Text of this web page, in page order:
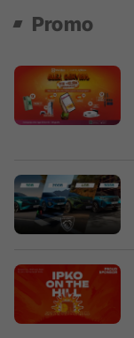
Promo